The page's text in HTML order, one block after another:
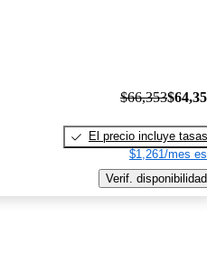
$66,353
El precio incluye tasas
$1,261/mes
Verif. disponibilidad